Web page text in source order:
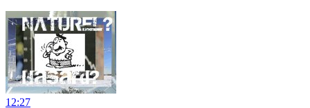
12:27